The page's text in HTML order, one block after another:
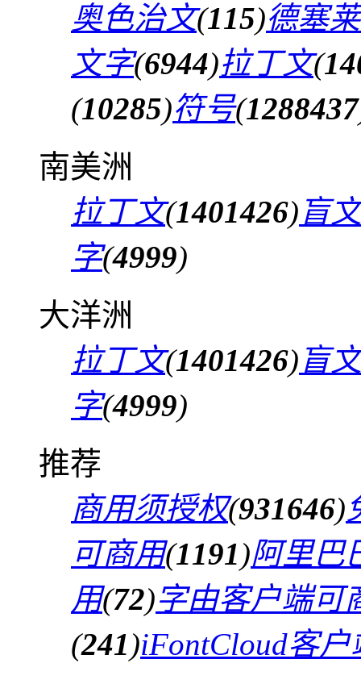
奥色治文(115)德塞
文字(6944)拉丁文(
(10285)符号(1288437
南美洲
拉丁文(1401426)盲文
字(4999)
大洋洲
拉丁文(1401426)盲文
字(4999)
推荐
商用须授权(931646)
可商用(1191)阿里巴
用(72)字由客户端可
(241)iFontCloud客